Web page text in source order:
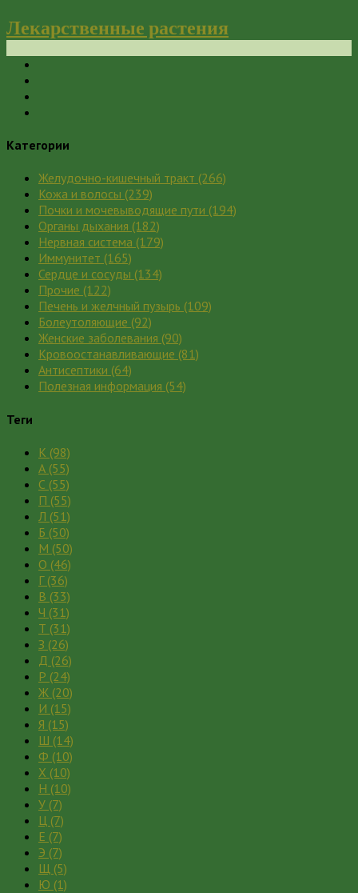
Лекарственные растения
Категории
Желудочно-кишечный тракт (266)
Кожа и волосы (239)
Почки и мочевыводящие пути (194)
Органы дыхания (182)
Нервная система (179)
Иммунитет (165)
Сердце и сосуды (134)
Прочие (122)
Печень и желчный пузырь (109)
Болеутоляющие (92)
Женские заболевания (90)
Кровоостанавливающие (81)
Антисептики (64)
Полезная информация (54)
Теги
К (98)
А (55)
С (55)
П (55)
Л (51)
Б (50)
М (50)
О (46)
Г (36)
В (33)
Ч (31)
Т (31)
З (26)
Д (26)
Р (24)
Ж (20)
И (15)
Я (15)
Ш (14)
Ф (10)
Х (10)
Н (10)
У (7)
Ц (7)
Е (7)
Э (7)
Щ (5)
Ю (1)